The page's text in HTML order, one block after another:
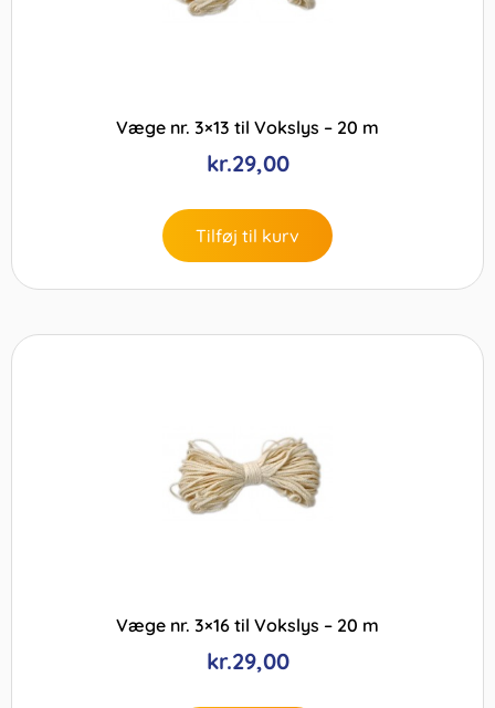
Væge nr. 3×13 til Vokslys – 20 m
kr.29,00
Tilføj til kurv
Væge nr. 3×16 til Vokslys – 20 m
kr.29,00